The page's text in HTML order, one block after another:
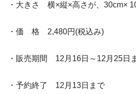
・大きさ 横×縦×高さが、30cm×
・価 格 2,480円(税込み)
・販売期間 12月16日～12月25日
・予約終了 12月13日まで